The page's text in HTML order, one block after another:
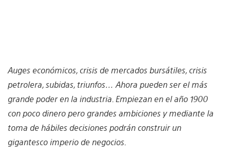
Auges económicos, crisis de mercados bursátiles, crisis
petrolera, subidas, triunfos… Ahora pueden ser el más
grande poder en la industria. Empiezan en el año 1900
con poco dinero pero grandes ambiciones y mediante la
toma de hábiles decisiones podrán construir un
gigantesco imperio de negocios.